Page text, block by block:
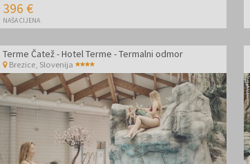
396 €
NAŠA CIJENA
Terme Čatež - Hotel Terme - Termalni odmor
Brezice, Slovenija